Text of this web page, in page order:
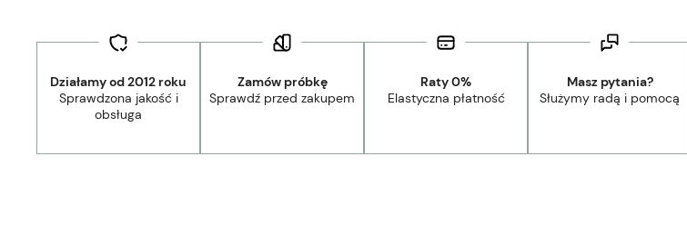
Działamy od 2012 roku
Sprawdzona jakość i
obsługa
Zamów próbkę
Sprawdź przed zakupem
Raty 0%
Elastyczna płatność
Masz pytania?
Służymy radą i pomocą